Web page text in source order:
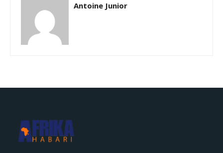
Antoine Junior